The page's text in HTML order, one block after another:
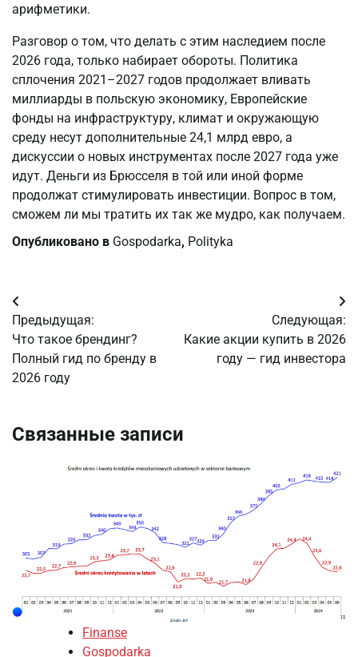
арифметики.
Разговор о том, что делать с этим наследием после
2026 года, только набирает обороты. Политика
сплочения 2021–2027 годов продолжает вливать
миллиарды в польскую экономику, Европейские
фонды на инфраструктуру, климат и окружающую
среду несут дополнительные 24,1 млрд евро, а
дискуссии о новых инструментах после 2027 года уже
идут. Деньги из Брюсселя в той или иной форме
продолжат стимулировать инвестиции. Вопрос в том,
сможем ли мы тратить их так же мудро, как получаем.
Опубликовано в Gospodarka, Polityka
Навигация
по
записям
Предыдущая:
Что такое брендинг?
Полный гид по бренду в
2026 году
Следующая:
Какие акции купить в 2026
году — гид инвестора
Связанные записи
Finanse
Gospodarka